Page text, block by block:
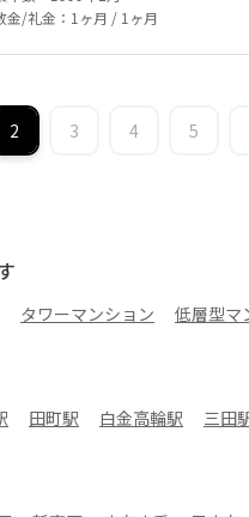
金/礼金：1ヶ月 / 1ヶ月
2 3 4 5
タワーマンション 低層型マ
田町駅 白金高輪駅 三田